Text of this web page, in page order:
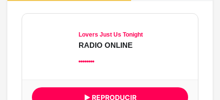
Lovers Just Us Tonight
RADIO ONLINE
▶ REPRODUCIR